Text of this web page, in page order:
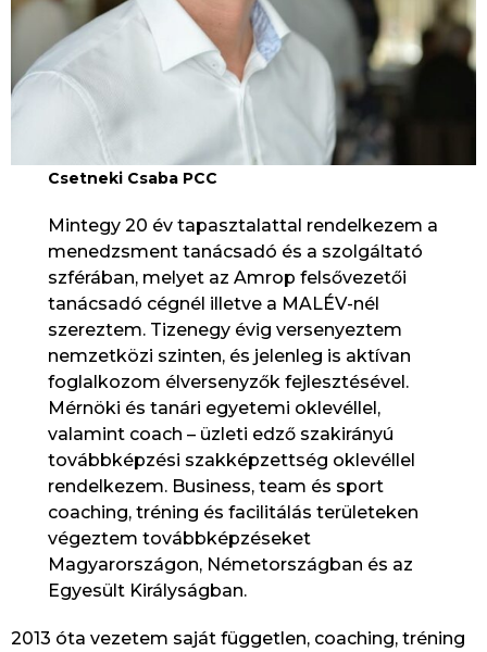
Csetneki Csaba PCC
Mintegy 20 év tapasztalattal rendelkezem a
menedzsment tanácsadó és a szolgáltató
szférában, melyet az Amrop felsővezetői
tanácsadó cégnél illetve a MALÉV-nél
szereztem. Tizenegy évig versenyeztem
nemzetközi szinten, és jelenleg is aktívan
foglalkozom élversenyzők fejlesztésével.
Mérnöki és tanári egyetemi oklevéllel,
valamint coach – üzleti edző szakirányú
továbbképzési szakképzettség oklevéllel
rendelkezem. Business, team és sport
coaching, tréning és facilitálás területeken
végeztem továbbképzéseket
Magyarországon, Németországban és az
Egyesült Királyságban.
2013 óta vezetem saját független, coaching, tréning